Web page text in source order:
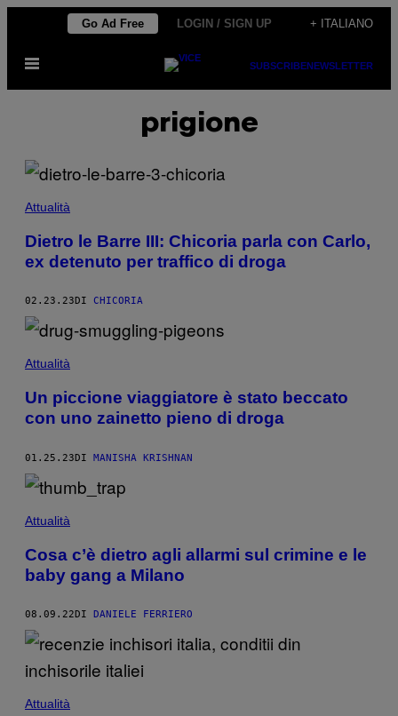
contenuto
Go Ad Free LOGIN / SIGN UP + ITALIANO
Apri
menu
SUBSCRIBENEWSLETTER
prigione
Attualità
Dietro le Barre III: Chicoria parla con Carlo,
ex detenuto per traffico di droga
02.23.23 DI CHICORIA
Attualità
Un piccione viaggiatore è stato beccato
con uno zainetto pieno di droga
01.25.23DI MANISHA KRISHNAN
Attualità
Cosa c’è dietro agli allarmi sul crimine e le
baby gang a Milano
08.09.22 DI DANIELE FERRIERO
Attualità